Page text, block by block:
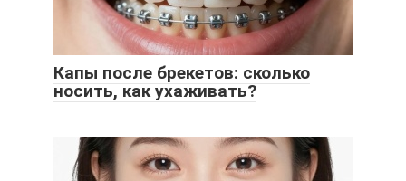
Капы после брекетов: сколько
носить, как ухаживать?